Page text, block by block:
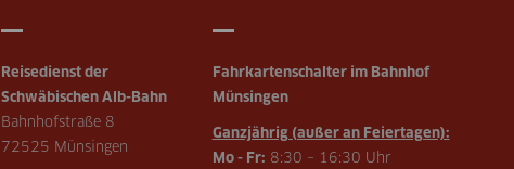
Reisedienst der
Schwäbischen Alb-Bahn
Bahnhofstraße 8
72525 Münsingen
Fahrkartenschalter im Bahnhof
Münsingen
Ganzjährig (außer an Feiertagen):
Mo - Fr: 8:30 – 16:30 Uhr